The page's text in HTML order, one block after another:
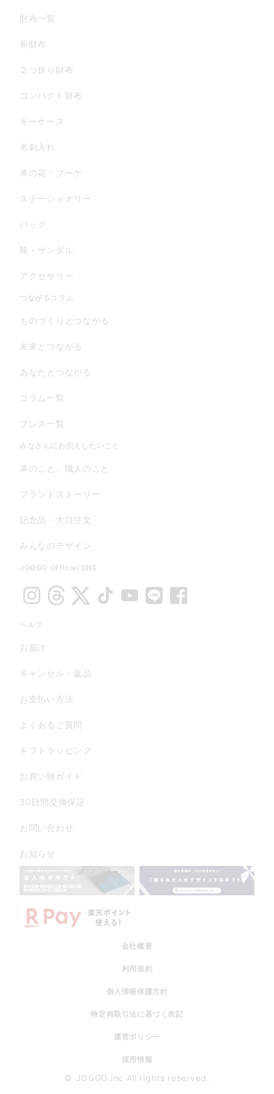
財布一覧
長財布
２つ折り財布
コンパクト財布
キーケース
名刺入れ
革の花・ブーケ
ステーショナリー
バッグ
靴・サンダル
アクセサリー
つながるコラム
ものづくりとつながる
未来とつながる
あなたとつながる
コラム一覧
プレス一覧
みなさんにお伝えしたいこと
革のこと、職人のこと
ブランドストーリー
記念品・大口注文
みんなのデザイン
JOGGO Official SNS
ヘルプ
お届け
キャンセル・返品
お支払い方法
よくあるご質問
ギフトラッピング
お買い物ガイド
30日間交換保証
お問い合わせ
お知らせ
会社概要
利用規約
個人情報保護方針
特定商取引法に基づく表記
運営ポリシー
採用情報
© JOGGO.inc All rights reserved.